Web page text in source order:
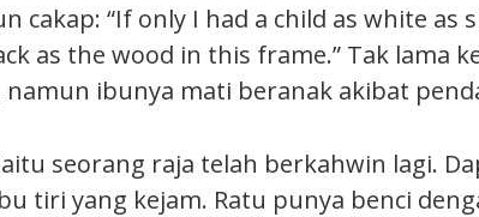
cakap: “If only I had a child as white as
as the wood in this frame.” Tak lama
ibunya mati beranak akibat
seorang raja telah berkahwin lagi.
tiri yang kejam. Ratu punya benci